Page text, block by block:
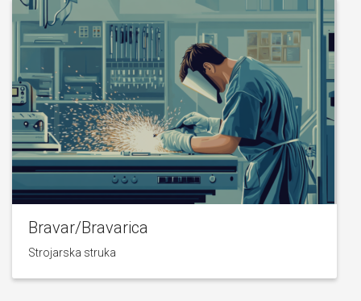
Bravar/Bravarica
Strojarska struka